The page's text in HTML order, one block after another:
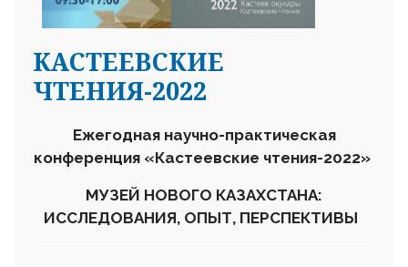
КАСТЕЕВСКИЕ
ЧТЕНИЯ-2022
Ежегодная научно-практическая
конференция «Кастеевские чтения-2022»
МУЗЕЙ НОВОГО КАЗАХСТАНА:
ИССЛЕДОВАНИЯ, ОПЫТ, ПЕРСПЕКТИВЫ